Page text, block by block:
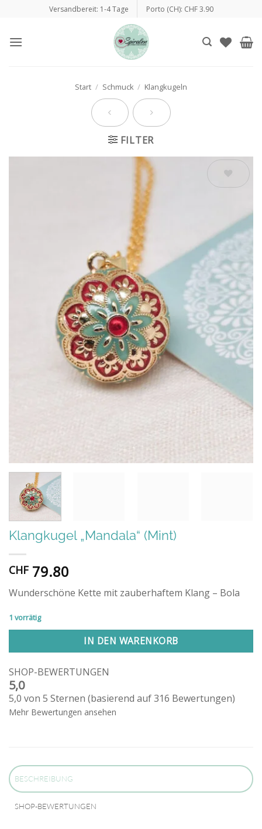
springen
Versandbereit: 1-4 Tage Porto (CH): CHF 3.90
Start / Schmuck / Klangkugeln
FILTER
Klangkugel „Mandala“ (Mint)
CHF 79.80
Wunderschöne Kette mit zauberhaftem Klang – Bola
1 vorrätig
IN DEN WARENKORB
SHOP-BEWERTUNGEN
5,0
5,0 von 5 Sternen (basierend auf 316 Bewertungen)
Mehr Bewertungen ansehen
BESCHREIBUNG
SHOP-BEWERTUNGEN